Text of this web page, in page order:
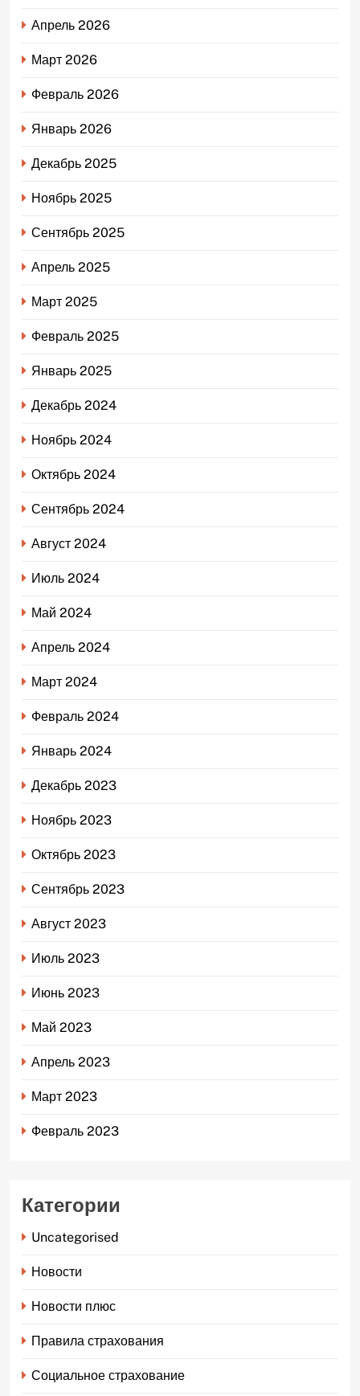
Апрель 2026
Март 2026
Февраль 2026
Январь 2026
Декабрь 2025
Ноябрь 2025
Сентябрь 2025
Апрель 2025
Март 2025
Февраль 2025
Январь 2025
Декабрь 2024
Ноябрь 2024
Октябрь 2024
Сентябрь 2024
Август 2024
Июль 2024
Май 2024
Апрель 2024
Март 2024
Февраль 2024
Январь 2024
Декабрь 2023
Ноябрь 2023
Октябрь 2023
Сентябрь 2023
Август 2023
Июль 2023
Июнь 2023
Май 2023
Апрель 2023
Март 2023
Февраль 2023
Категории
Uncategorised
Новости
Новости плюс
Правила страхования
Социальное страхование